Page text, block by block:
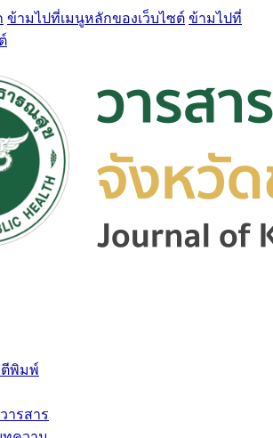
ข้ามไปที่เมนูหลักของเว็บไซต์ ข้ามไปที่
ตีพิมพ์
ารสาร